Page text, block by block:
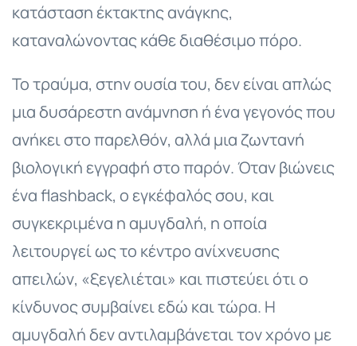
κατάσταση έκτακτης ανάγκης,
καταναλώνοντας κάθε διαθέσιμο πόρο.
Το τραύμα, στην ουσία του, δεν είναι απλώς
μια δυσάρεστη ανάμνηση ή ένα γεγονός που
ανήκει στο παρελθόν, αλλά μια ζωντανή
βιολογική εγγραφή στο παρόν. Όταν βιώνεις
ένα flashback, ο εγκέφαλός σου, και
συγκεκριμένα η αμυγδαλή, η οποία
λειτουργεί ως το κέντρο ανίχνευσης
απειλών, «ξεγελιέται» και πιστεύει ότι ο
κίνδυνος συμβαίνει εδώ και τώρα. Η
αμυγδαλή δεν αντιλαμβάνεται τον χρόνο με